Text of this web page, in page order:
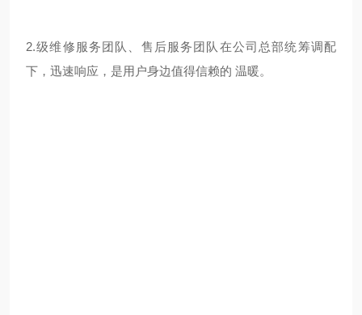
2.级维修服务团队、售后服务团队在公司总部统筹调配
下，迅速响应，是用户身边值得信赖的 温暖。